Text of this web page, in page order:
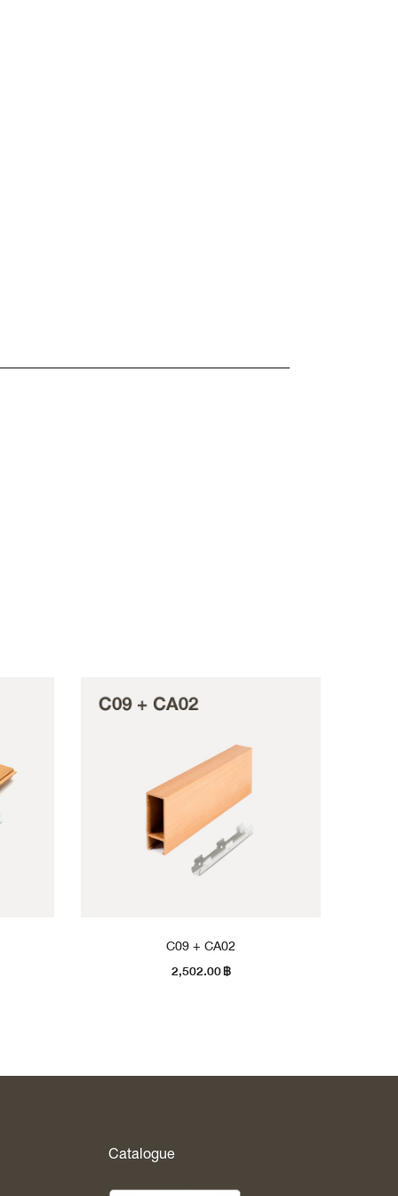
C09 + CA02
2,502.00฿
Catalogue